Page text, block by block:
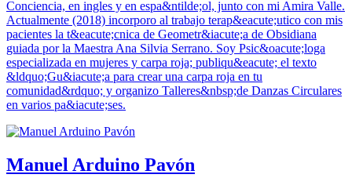
Conciencia, en ingles y en espa&ntilde;ol, junto con mi Amira Valle.
Actualmente (2018) incorporo al trabajo terap&eacute;utico con mis
pacientes la t&eacute;cnica de Geometr&iacute;a de Obsidiana
guiada por la Maestra Ana Silvia Serrano. Soy Psic&oacute;loga
especializada en mujeres y carpa roja; publiqu&eacute; el texto
&ldquo;Gu&iacute;a para crear una carpa roja en tu
comunidad&rdquo; y organizo Talleres&nbsp;de Danzas Circulares
en varios pa&iacute;ses.
Manuel Arduino Pavón